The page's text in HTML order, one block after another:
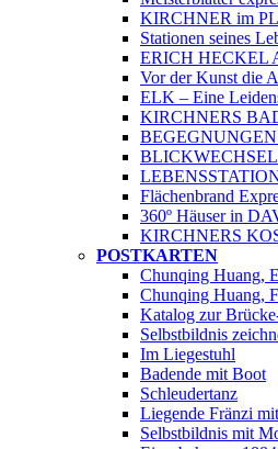
KIRCHNER im
Stationen seines
ERICH HECKEL
Vor der Kunst die
ELK – Eine
KIRCHNERS
BLICKWECHSEL
Flächenbrand
360º Häuser in
KIRCHNERS
POSTKARTEN
Chunqing Huang,
Chunqing Huang,
Katalog zur
Selbstbildnis
Im Liegestuhl
Badende mit Boot
Schleudertanz
Liegende Fränzi
Selbstbildnis mit